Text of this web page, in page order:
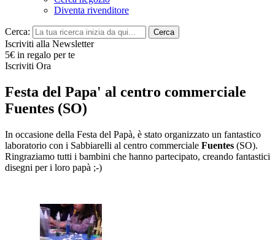
Diventa rivenditore
Cerca: Cerca
Iscriviti alla Newsletter
5€ in regalo per te
Iscriviti Ora
Festa del Papa' al centro commerciale
Fuentes (SO)
In occasione della Festa del Papà, è stato organizzato un fantastico
laboratorio con i Sabbiarelli al centro commerciale Fuentes (SO).
Ringraziamo tutti i bambini che hanno partecipato, creando fantastici
disegni per i loro papà ;-)